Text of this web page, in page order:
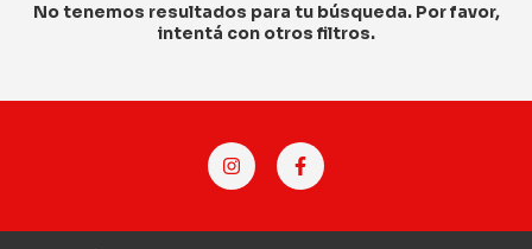
No tenemos resultados para tu búsqueda. Por favor,
intentá con otros filtros.